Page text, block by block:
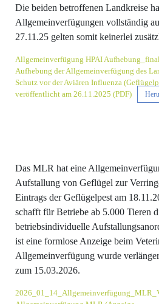
Die beiden betroffenen Landkreise
Allgemeinverfügungen vollständig
27.11.25 gelten somit keinerlei
Allgemeinverfügung HPAI
Aufhebung der Allgemeinverfügung des
Schutz vor der Aviären Influenza
veröffentlicht am 26.11.2025 (PDF)
Das MLR hat eine
Aufstallung von Geflügel zur
Eintrags der Geflügelpest am
schafft für Betriebe ab 5.000 Tieren
betriebsindividuelle
ist eine formlose Anzeige beim
Allgemeinverfügung wurde
zum 15.03.2026.